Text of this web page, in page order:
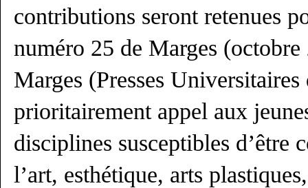
contributions seront retenues
numéro 25 de Marges
Marges (Presses
prioritairement appel aux
disciplines susceptibles d’être
l’art, esthétique, arts